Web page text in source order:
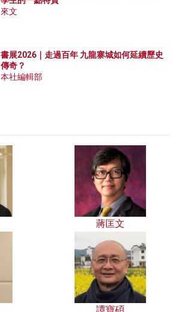
來文
書展2026｜走過百年 九龍寨城如何延續歷史
傳奇？
本社編輯部
蔣匡文